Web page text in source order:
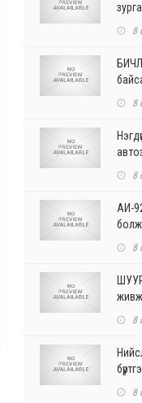
8
8
8
АИ-
8
8
8